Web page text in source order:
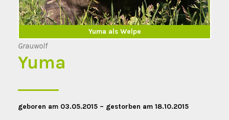
Yuma als Welpe
Yuma erwachsen
Grauwolf
Yuma
geboren am 03.05.2015 – gestorben am 18.10.2015